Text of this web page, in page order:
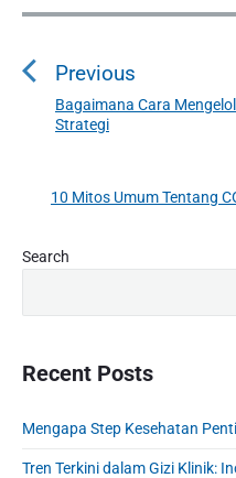
P
s
g
t
o
Previous
P
r
v
o
u
s
:
Bagaimana Cara
Strategi
10 Mitos Umum Tentang
P
r
i
d
Search
Recent Posts
Mengapa Step Kesehatan
Tren Terkini dalam Gizi Klinik: